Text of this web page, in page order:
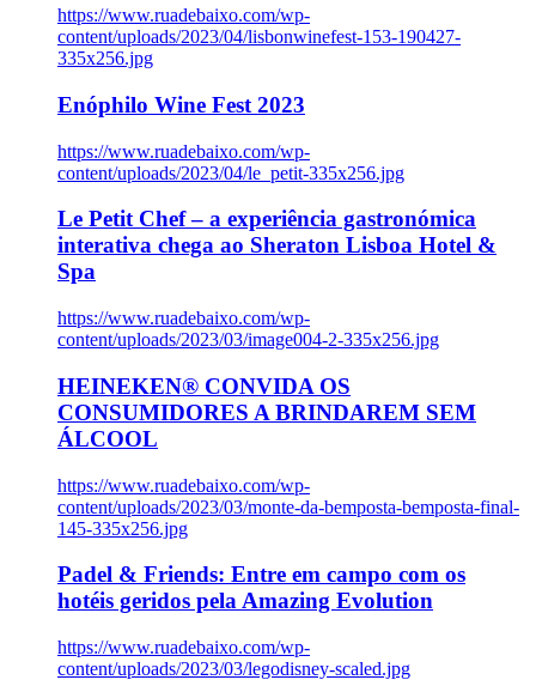
https://www.ruadebaixo.com/wp-
content/uploads/2023/04/lisbonwinefest-153-190427-
335x256.jpg
Enóphilo Wine Fest 2023
https://www.ruadebaixo.com/wp-
content/uploads/2023/04/le_petit-335x256.jpg
Le Petit Chef – a experiência gastronómica
interativa chega ao Sheraton Lisboa Hotel &
Spa
https://www.ruadebaixo.com/wp-
content/uploads/2023/03/image004-2-335x256.jpg
HEINEKEN® CONVIDA OS
CONSUMIDORES A BRINDAREM SEM
ÁLCOOL
https://www.ruadebaixo.com/wp-
content/uploads/2023/03/monte-da-bemposta-bemposta-final-
145-335x256.jpg
Padel & Friends: Entre em campo com os
hotéis geridos pela Amazing Evolution
https://www.ruadebaixo.com/wp-
content/uploads/2023/03/legodisney-scaled.jpg